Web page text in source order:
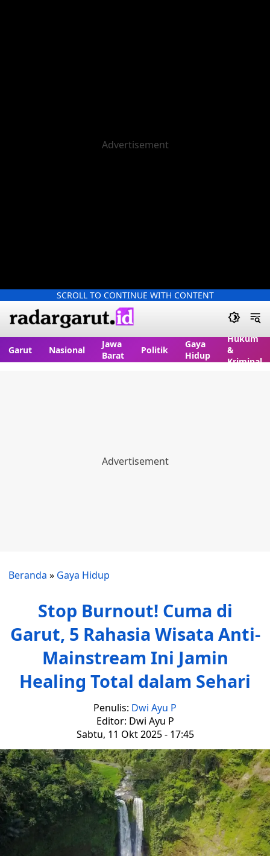
SCROLL TO CONTINUE WITH CONTENT
Garut Nasional
Jawa
Barat
Politik
Gaya
Hidup
Hukum
&
Kriminal
Beranda » Gaya Hidup
Stop Burnout! Cuma di
Garut, 5 Rahasia Wisata Anti-
Mainstream Ini Jamin
Healing Total dalam Sehari
Penulis: Dwi Ayu P
Editor: Dwi Ayu P
Sabtu, 11 Okt 2025 - 17:45